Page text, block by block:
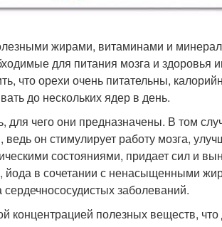
жирами, витаминами и
для питания мозга и
что орехи очень питательны,
до нескольких ядер в день.
чего они предназначены. В том
он стимулирует работу мозга,
состояниями, придает сил и
йода в сочетании с ненасыщенными
сердечнососудистых заболеваний.
полезных веществ, что